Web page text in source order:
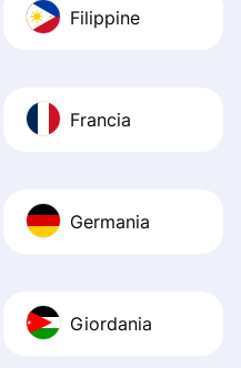
Filippine
Francia
Germania
Giordania